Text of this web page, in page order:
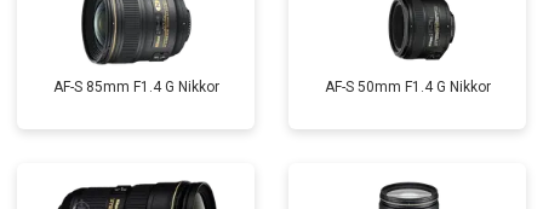
AF-S 85mm F1.4 G Nikkor AF-S 50mm F1.4 G Nikkor